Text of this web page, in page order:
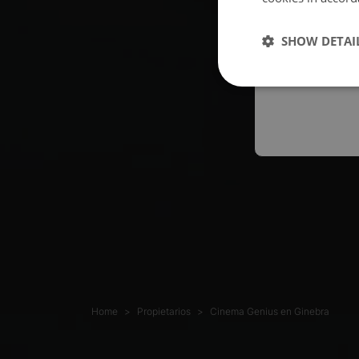
Home Propietarios Cinema Genius en Ginebra
SHOW